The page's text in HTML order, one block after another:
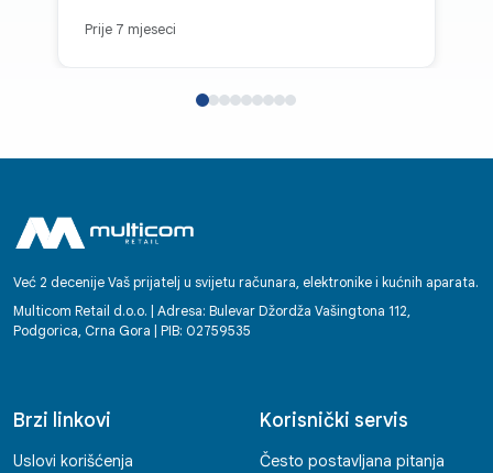
Prije 7 mjeseci
Već 2 decenije Vaš prijatelj u svijetu računara, elektronike i kućnih aparata.
Multicom Retail d.o.o. | Adresa: Bulevar Džordža Vašingtona 112,
Podgorica, Crna Gora | PIB: 02759535
Brzi linkovi
Uslovi korišćenja
Korisnički servis
Često postavljana pitanja